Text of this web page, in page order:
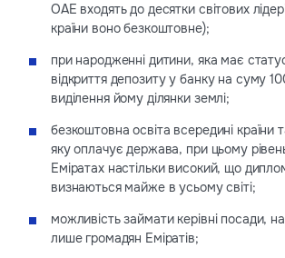
ОАЕ входять до десятки світових
країни воно безкоштовне);
при народженні дитини, яка має
відкриття депозиту у банку на суму
виділення йому ділянки землі;
безкоштовна освіта всередині країни
яку оплачує держава, при цьому
Еміратах настільки високий, що
визнаються майже в усьому світі;
можливість займати керівні посади,
лише громадян Еміратів;